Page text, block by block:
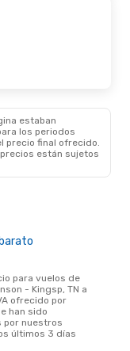
estaban
los periodos
precio final ofrecido.
están sujetos
- Kingsp, TN a
ofrecido por
han sido
por nuestros
últimos 3 días